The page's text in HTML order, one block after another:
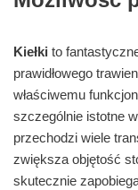
Kiełki to
prawidłowego
właściwemu
szczególnie istotne
przechodzi wiele
zwiększa objętość
skutecznie